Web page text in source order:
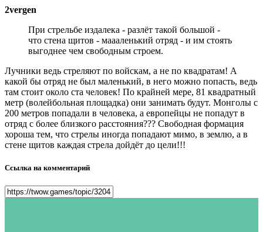
2vergen
При стрельбе издалека - разлёт такой большой -
что стена щитов - маааленький отряд - и им стоять
выгоднее чем свободным строем.
Лучники ведь стреляют по войскам, а не по квадратам! А
какой бы отряд не был маленький, в него можно попасть, ведь
там стоит около ста человек! По крайней мере, 81 квадратный
метр (волейбольная площадка) они занимать будут. Монголы с
200 метров попадали в человека, а европейцы не попадут в
отряд с более близкого расстояния??? Свободная формация
хороша тем, что стрелы иногда попадают мимо, в землю, а в
стене щитов каждая стрела дойдёт до цели!!!
Ссылка на комментарий